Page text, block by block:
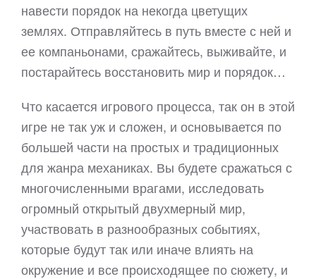
навести порядок на некогда цветущих
землях. Отправляйтесь в путь вместе с ней и
ее компаньонами, сражайтесь, выживайте, и
постарайтесь восстановить мир и порядок…
Что касается игрового процесса, так он в этой
игре не так уж и сложен, и основывается по
большей части на простых и традиционных
для жанра механиках. Вы будете сражаться с
многочисленными врагами, исследовать
огромный открытый двухмерный мир,
участвовать в разнообразных событиях,
которые будут так или иначе влиять на
окружение и все происходящее по сюжету, и